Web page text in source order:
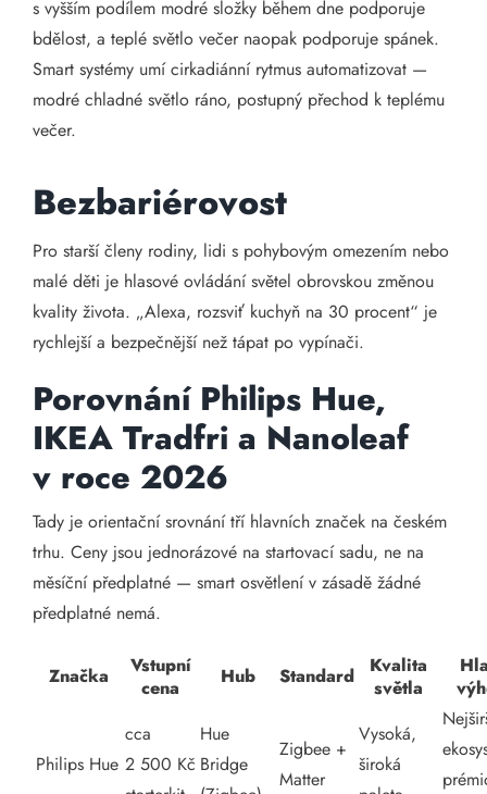
s vyšším podílem modré složky během dne podporuje
bdělost, a teplé světlo večer naopak podporuje spánek.
Smart systémy umí cirkadiánní rytmus automatizovat —
modré chladné světlo ráno, postupný přechod k teplému
večer.
Bezbariérovost
Pro starší členy rodiny, lidi s pohybovým omezením nebo
malé děti je hlasové ovládání světel obrovskou změnou
kvality života. „Alexa, rozsviť kuchyň na 30 procent“ je
rychlejší a bezpečnější než tápat po vypínači.
Porovnání Philips Hue,
IKEA Tradfri a Nanoleaf
v roce 2026
Tady je orientační srovnání tří hlavních značek na českém
trhu. Ceny jsou jednorázové na startovací sadu, ne na
měsíční předplatné — smart osvětlení v zásadě žádné
předplatné nemá.
Značka
Vstupní
cena
Hub Standard
Kvalita
světla
Philips Hue
cca
2 500 Kč
Hue
Bridge
Zigbee +
Matter
Vysoká,
široká